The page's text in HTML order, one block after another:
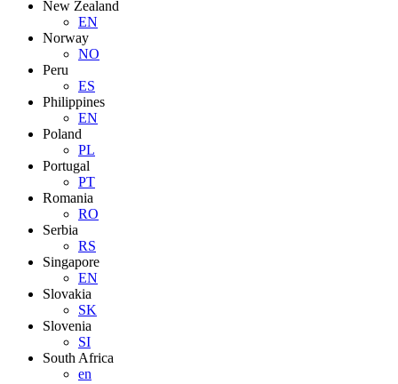
New Zealand
EN
Norway
NO
Peru
ES
Philippines
EN
Poland
PL
Portugal
PT
Romania
RO
Serbia
RS
Singapore
EN
Slovakia
SK
Slovenia
SI
South Africa
en